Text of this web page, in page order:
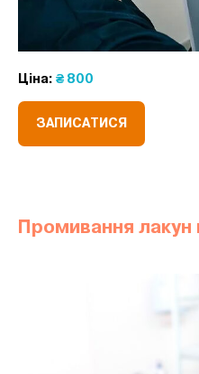
Ціна: ₴ 800
ЗАПИСАТИСЯ
Промивання лакун